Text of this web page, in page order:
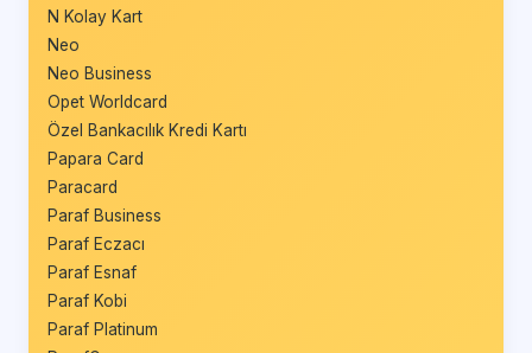
N Kolay Kart
Neo
Neo Business
Opet Worldcard
Özel Bankacılık Kredi Kartı
Papara Card
Paracard
Paraf Business
Paraf Eczacı
Paraf Esnaf
Paraf Kobi
Paraf Platinum